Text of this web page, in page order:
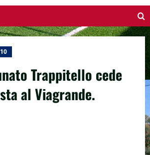
Trappitello cede
al Viagrande.